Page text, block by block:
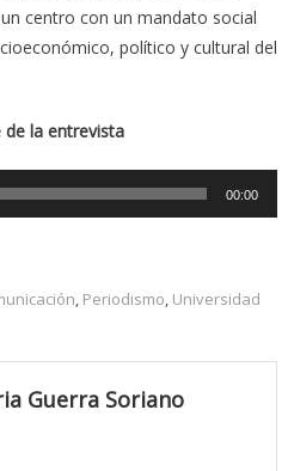
centro con un mandato social
político y cultural del
de la entrevista
00:00
, Periodismo, Universidad
Guerra Soriano